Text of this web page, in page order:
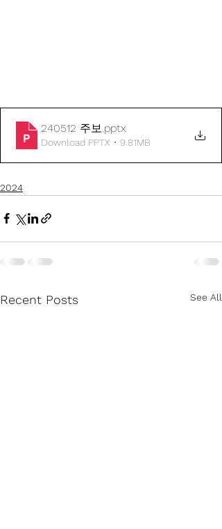
240512 주보.pptx
Download PPTX • 9.81MB
2024
Recent Posts See All